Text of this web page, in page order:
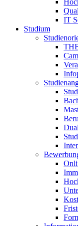
IT
Studium